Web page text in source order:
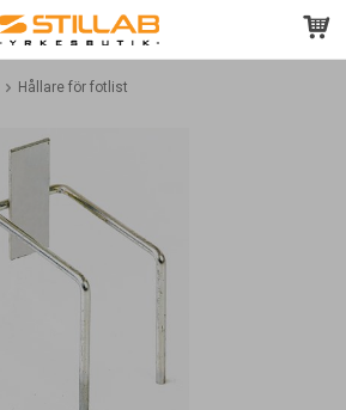
Hållare för fotlist